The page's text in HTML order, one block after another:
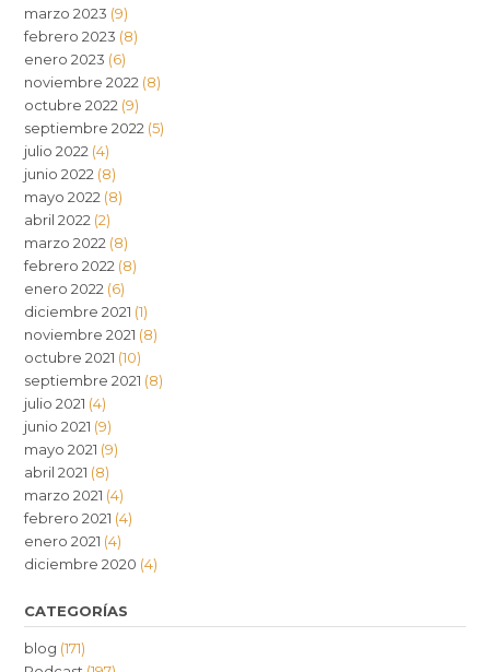
marzo 2023 (9)
febrero 2023 (8)
enero 2023 (6)
noviembre 2022 (8)
octubre 2022 (9)
septiembre 2022 (5)
julio 2022 (4)
junio 2022 (8)
mayo 2022 (8)
abril 2022 (2)
marzo 2022 (8)
febrero 2022 (8)
enero 2022 (6)
diciembre 2021 (1)
noviembre 2021 (8)
octubre 2021 (10)
septiembre 2021 (8)
julio 2021 (4)
junio 2021 (9)
mayo 2021 (9)
abril 2021 (8)
marzo 2021 (4)
febrero 2021 (4)
enero 2021 (4)
diciembre 2020 (4)
CATEGORÍAS
blog (171)